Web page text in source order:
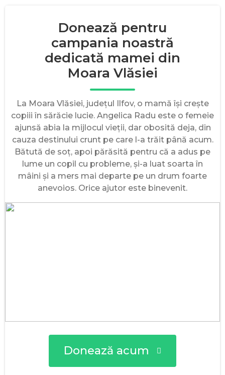
Donează pentru
campania noastră
dedicată mamei din
Moara Vlăsiei
La Moara Vlăsiei, județul Ilfov, o mamă își crește
copiii în sărăcie lucie. Angelica Radu este o femeie
ajunsă abia la mijlocul vieții, dar obosită deja, din
cauza destinului crunt pe care l-a trăit până acum.
Bătută de soț, apoi părăsită pentru că a adus pe
lume un copil cu probleme, și-a luat soarta în
mâini și a mers mai departe pe un drum foarte
anevoios. Orice ajutor este binevenit.
Donează acum